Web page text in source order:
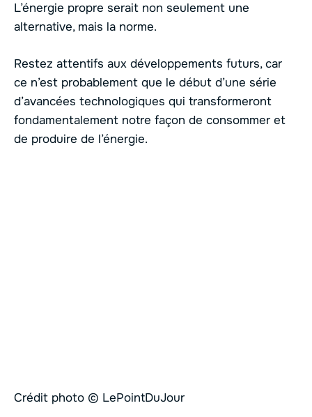
L’énergie propre serait non seulement une
alternative, mais la norme.
Restez attentifs aux développements futurs, car
ce n’est probablement que le début d’une série
d’avancées technologiques qui transformeront
fondamentalement notre façon de consommer et
de produire de l’énergie.
Crédit photo © LePointDuJour